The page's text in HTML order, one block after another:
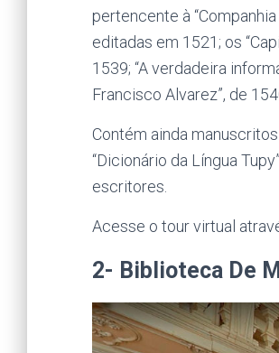
pertencente à
editadas em 1521; os
1539; “A verdadeira
Francisco Alvarez”, de
Contém ainda
“Dicionário da Língua
escritores.
Acesse o tour virtual
2- Biblioteca De